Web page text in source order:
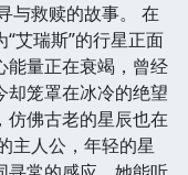
与救赎的故事。 在
艾瑞斯”的行星正面
能量正在衰竭，曾经
却笼罩在冰冷的绝望
仿佛古老的星辰也在
主人公，年轻的星